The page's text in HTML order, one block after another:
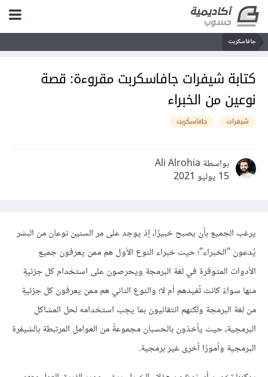
جافاسكربت
كتابة شيفرات جافاسكربت مقروءة: قصة
نوعين من الخبراء
شيفرات جافاسكربت
بواسطة Ali Alrohia
15 يوليو 2021
يرغب الجميع بأن يصبح خبيرًا، إذ يوجد على مر السنين نوعان من البشر
يُدعون "الخبراء"؛ حيث خبراء النوع الأول هم ممن يعرفون جميع
الأدوات المتوفرة في لغة البرمجة ويحرصون على استخدام كل جزئيةٍ
منها سواءً كانت تُفيدهم أم لا؛ والنوع الثاني هم ممن يعرفون كل جزئيةٍ
من لغة البرمجة ولكنهم انتقائيون بما يجب استخدامه لحل المشاكل
البرمجية، حيث يأخذون بالحسبان مجموعةً من العوامل المرتبطة بالشيفرة
البرمجية وأمورًا أخرى غير برمجية.